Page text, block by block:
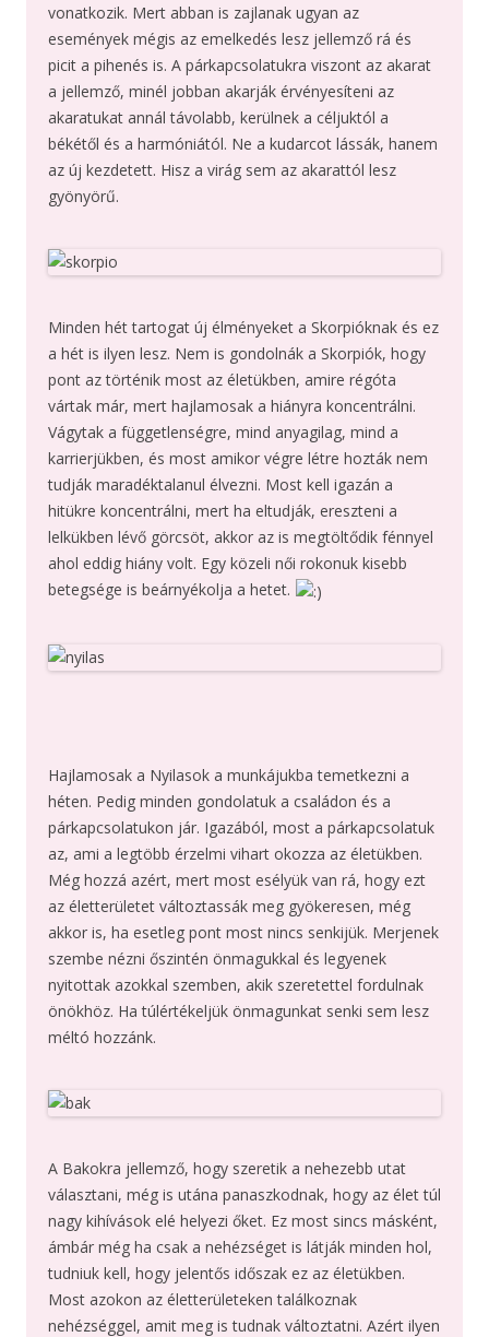
vonatkozik. Mert abban is zajlanak ugyan az
események mégis az emelkedés lesz jellemző rá és
picit a pihenés is. A párkapcsolatukra viszont az akarat
a jellemző, minél jobban akarják érvényesíteni az
akaratukat annál távolabb, kerülnek a céljuktól a
békétől és a harmóniától. Ne a kudarcot lássák, hanem
az új kezdetett. Hisz a virág sem az akarattól lesz
gyönyörű.
Minden hét tartogat új élményeket a Skorpióknak és ez
a hét is ilyen lesz. Nem is gondolnák a Skorpiók, hogy
pont az történik most az életükben, amire régóta
vártak már, mert hajlamosak a hiányra koncentrálni.
Vágytak a függetlenségre, mind anyagilag, mind a
karrierjükben, és most amikor végre létre hozták nem
tudják maradéktalanul élvezni. Most kell igazán a
hitükre koncentrálni, mert ha eltudják, ereszteni a
lelkükben lévő görcsöt, akkor az is megtöltődik fénnyel
ahol eddig hiány volt. Egy közeli női rokonuk kisebb
betegsége is beárnyékolja a hetet.
Hajlamosak a Nyilasok a munkájukba temetkezni a
héten. Pedig minden gondolatuk a családon és a
párkapcsolatukon jár. Igazából, most a párkapcsolatuk
az, ami a legtöbb érzelmi vihart okozza az életükben.
Még hozzá azért, mert most esélyük van rá, hogy ezt
az életterületet változtassák meg gyökeresen, még
akkor is, ha esetleg pont most nincs senkijük. Merjenek
szembe nézni őszintén önmagukkal és legyenek
nyitottak azokkal szemben, akik szeretettel fordulnak
önökhöz. Ha túlértékeljük önmagunkat senki sem lesz
méltó hozzánk.
A Bakokra jellemző, hogy szeretik a nehezebb utat
választani, még is utána panaszkodnak, hogy az élet túl
nagy kihívások elé helyezi őket. Ez most sincs másként,
ámbár még ha csak a nehézséget is látják minden hol,
tudniuk kell, hogy jelentős időszak ez az életükben.
Most azokon az életterületeken találkoznak
nehézséggel, amit meg is tudnak változtatni. Azért ilyen